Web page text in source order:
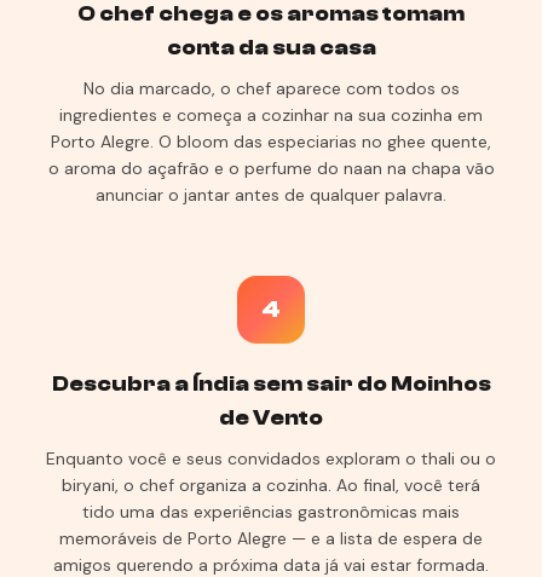
O chef chega e os aromas tomam
conta da sua casa
No dia marcado, o chef aparece com todos os
ingredientes e começa a cozinhar na sua cozinha em
Porto Alegre. O bloom das especiarias no ghee quente,
o aroma do açafrão e o perfume do naan na chapa vão
anunciar o jantar antes de qualquer palavra.
4
Descubra a Índia sem sair do Moinhos
de Vento
Enquanto você e seus convidados exploram o thali ou o
biryani, o chef organiza a cozinha. Ao final, você terá
tido uma das experiências gastronômicas mais
memoráveis de Porto Alegre — e a lista de espera de
amigos querendo a próxima data já vai estar formada.